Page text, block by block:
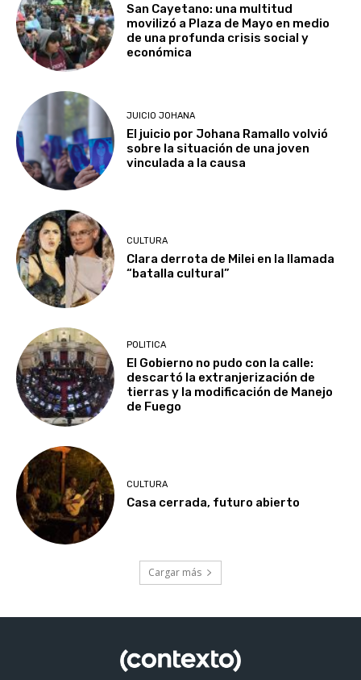
San Cayetano: una multitud
movilizó a Plaza de Mayo en medio
de una profunda crisis social y
económica
JUICIO JOHANA
El juicio por Johana Ramallo volvió
sobre la situación de una joven
vinculada a la causa
CULTURA
Clara derrota de Milei en la llamada
“batalla cultural”
POLITICA
El Gobierno no pudo con la calle:
descartó la extranjerización de
tierras y la modificación de Manejo
de Fuego
CULTURA
Casa cerrada, futuro abierto
Cargar más